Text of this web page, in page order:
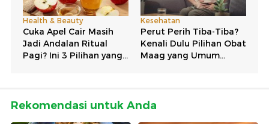
Rekomendasi untuk Anda